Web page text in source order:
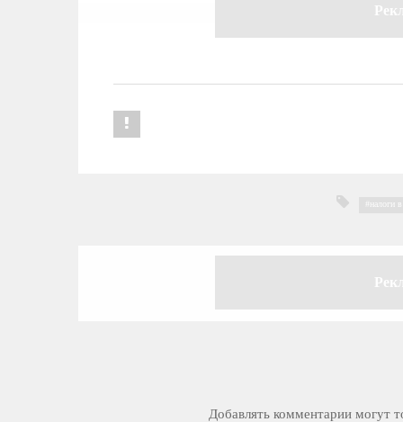
налоги
Добавлять комментарии могут